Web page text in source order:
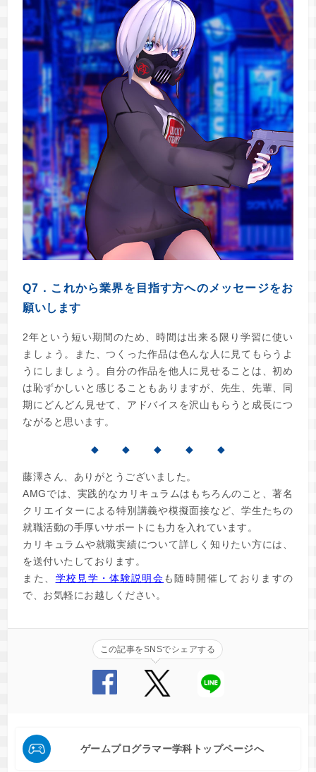
Q7．これから業界を目指す方へのメッセージをお
願いします
2年という短い期間のため、時間は出来る限り学習に使い
ましょう。また、つくった作品は色んな人に見てもらうよ
うにしましょう。自分の作品を他人に見せることは、初め
は恥ずかしいと感じることもありますが、先生、先輩、同
期にどんどん見せて、アドバイスを沢山もらうと成長につ
ながると思います。
◆ ◆ ◆ ◆ ◆
藤澤さん、ありがとうございました。
AMGでは、実践的なカリキュラムはもちろんのこと、著名
クリエイターによる特別講義や模擬面接など、学生たちの
就職活動の手厚いサポートにも力を入れています。
カリキュラムや就職実績について詳しく知りたい方には、
を送付いたしております。
また、 学校見学・体験説明会も随時開催しておりますの
で、お気軽にお越しください。
この記事をSNSでシェアする
ゲームプログラマー学科トップページへ